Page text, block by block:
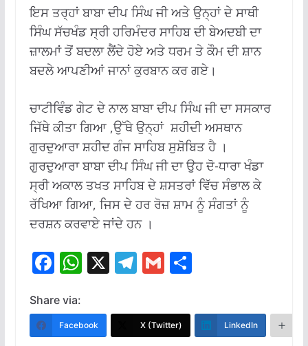
ਇਸ ਤਰ੍ਹਾਂ ਬਾਬਾ ਦੀਪ ਸਿੰਘ ਜੀ ਅਤੇ ਉਨ੍ਹਾਂ ਦੇ ਸਾਥੀ
ਸਿੰਘ ਸੱਚਖੰਡ ਸ੍ਰੀ ਹਰਿਮੰਦਰ ਸਾਹਿਬ ਦੀ ਬੇਅਦਬੀ ਦਾ
ਜ਼ਾਲਮਾਂ ਤੋਂ ਬਦਲਾ ਲੈਂਦੇ ਹੋਏ ਅਤੇ ਧਰਮ ਤੇ ਕੌਮ ਦੀ ਸ਼ਾਨ
ਬਦਲੇ ਆਪਣੀਆਂ ਜਾਨਾਂ ਕੁਰਬਾਨ ਕਰ ਗਏ।
ਚਾਟੀਵਿੰਡ ਗੇਟ ਦੇ ਨਾਲ ਬਾਬਾ ਦੀਪ ਸਿੰਘ ਜੀ ਦਾ ਸਸਕਾਰ
ਜਿੱਥੇ ਕੀਤਾ ਗਿਆ ,ਉੱਥੇ ਉਨ੍ਹਾਂ ਸ਼ਹੀਦੀ ਅਸਥਾਨ
ਗੁਰਦੁਆਰਾ ਸ਼ਹੀਦ ਗੰਜ ਸਾਹਿਬ ਸੁਸ਼ੋਬਿਤ ਹੈ ।
ਗੁਰਦੁਆਰਾ ਬਾਬਾ ਦੀਪ ਸਿੰਘ ਜੀ ਦਾ ਉਹ ਦੋ-ਧਾਰਾ ਖੰਡਾ
ਸ੍ਰੀ ਅਕਾਲ ਤਖਤ ਸਾਹਿਬ ਦੇ ਸ਼ਸਤਰਾਂ ਵਿੱਚ ਸੰਭਾਲ ਕੇ
ਰੱਖਿਆ ਗਿਆ, ਜਿਸ ਦੇ ਹਰ ਰੋਜ਼ ਸ਼ਾਮ ਨੂੰ ਸੰਗਤਾਂ ਨੂੰ
ਦਰਸ਼ਨ ਕਰਵਾਏ ਜਾਂਦੇ ਹਨ ।
F
e
b
W
at
s
X T
e
gr
G
ai
l
S
ar
e
Share via:
Facebook X (Twitter) LinkedIn